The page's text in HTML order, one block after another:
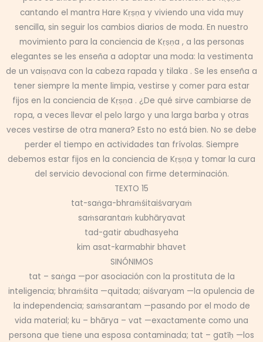
cantando el mantra Hare Kṛṣṇa y viviendo una vida muy
sencilla, sin seguir los cambios diarios de moda. En nuestro
movimiento para la conciencia de Kṛṣṇa , a las personas
elegantes se les enseña a adoptar una moda: la vestimenta
de un vaiṣṇava con la cabeza rapada y tilaka . Se les enseña a
tener siempre la mente limpia, vestirse y comer para estar
fijos en la conciencia de Kṛṣṇa . ¿De qué sirve cambiarse de
ropa, a veces llevar el pelo largo y una larga barba y otras
veces vestirse de otra manera? Esto no está bien. No se debe
perder el tiempo en actividades tan frívolas. Siempre
debemos estar fijos en la conciencia de Kṛṣṇa y tomar la cura
del servicio devocional con firme determinación.
TEXTO 15
tat-saṅga-bhraṁśitaiśvaryaṁ
saṁsarantaṁ kubhāryavat
tad-gatir abudhasyeha
kim asat-karmabhir bhavet
SINÓNIMOS
tat – saṅga —por asociación con la prostituta de la
inteligencia; bhraṁśita —quitada; aiśvaryam —la opulencia de
la independencia; saṁsarantam —pasando por el modo de
vida material; ku – bhārya – vat —exactamente como una
persona que tiene una esposa contaminada; tat – gatīḥ —los